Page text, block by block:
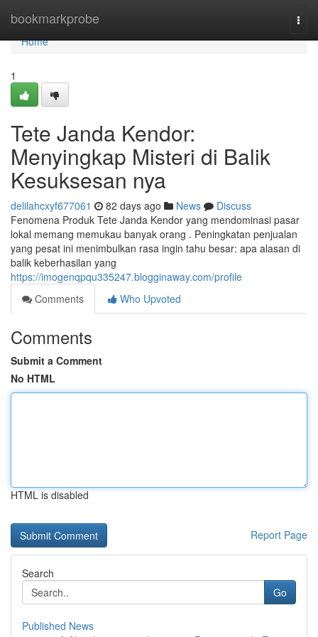
bookmarkprobe
Home
Home
1
Tete Janda Kendor:
Menyingkap Misteri di Balik
Kesuksesan nya
delilahcxyf677061 82 days ago News
Discuss
Fenomena Produk Tete Janda Kendor yang mendominasi pasar
lokal memang memukau banyak orang . Peningkatan penjualan
yang pesat ini menimbulkan rasa ingin tahu besar: apa alasan di
balik keberhasilan yang
https://imogenqpqu335247.blogginaway.com/profile
Comments
Who Upvoted
Comments
Submit a Comment
No HTML
HTML is disabled
Report Page
Search
Go
Published News